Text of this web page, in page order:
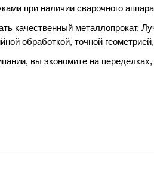
при наличии сварочного
качественный металлопрокат.
обработкой, точной
вы экономите на